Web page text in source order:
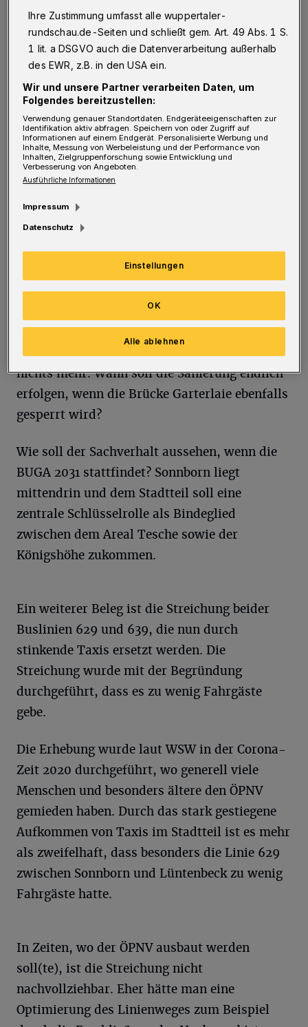
paar simple Beispiele zeigen, wie man Politik
an den Bewohnern vorbei gestalten kann.
Da ist nun die seit fast zehn Jahren gesperrte
Brücke Kirchhofstraße, die vielleicht
irgendwann oder auch nicht saniert werden
sollte (durch einen Neubau). Während in
Elberfeld und Barmen laufend Brücken saniert
werden (Kabelstraße, Moritzstraße,
Bundesallee et cetera), stagniert in Sonnborn
die Situation seit zehn Jahren. Die
Lärmbelastung für die Anwohner an den
Ausweichstrecken und Umfahrungen ist
enorm und eigentlich nicht zumutbar, zumal
die Straßen teilweise sehr eng sind. Im Januar
2021 wurden Bohrungen getätigt, seitdem tut
sich an der maroden Brücke Kirchhofstraße
nichts mehr. Wann soll die Sanierung endlich
erfolgen, wenn die Brücke Garterlaie ebenfalls
gesperrt wird?
Wie soll der Sachverhalt aussehen, wenn die
BUGA 2031 stattfindet? Sonnborn liegt
mittendrin und dem Stadtteil soll eine
zentrale Schlüsselrolle als Bindeglied
zwischen dem Areal Tesche sowie der
Königshöhe zukommen.
Ein weiterer Beleg ist die Streichung beider
Buslinien 629 und 639, die nun durch
stinkende Taxis ersetzt werden. Die
Streichung wurde mit der Begründung
durchgeführt, dass es zu wenig Fahrgäste
gebe.
Die Erhebung wurde laut WSW in der Corona-
Zeit 2020 durchgeführt, wo generell viele
Menschen und besonders ältere den ÖPNV
gemieden haben. Durch das stark gestiegene
Aufkommen von Taxis im Stadtteil ist es mehr
als zweifelhaft, dass besonders die Linie 629
zwischen Sonnborn und Lüntenbeck zu wenig
Fahrgäste hatte.
In Zeiten, wo der ÖPNV ausbaut werden
soll(te), ist die Streichung nicht
nachvollziehbar. Eher hätte man eine
Optimierung des Linienweges zum Beispiel
Ihre Zustimmung umfasst alle wuppertaler-
rundschau.de-Seiten und schließt gem. Art. 49 Abs. 1 S.
1 lit. a DSGVO auch die Datenverarbeitung außerhalb
des EWR, z.B. in den USA ein.
Wir und unsere Partner verarbeiten Daten, um
Folgendes bereitzustellen:
Verwendung genauer Standortdaten. Endgeräteeigenschaften zur
Identifikation aktiv abfragen. Speichern von oder Zugriff auf
Informationen auf einem Endgerät. Personalisierte Werbung und
Inhalte, Messung von Werbeleistung und der Performance von
Inhalten, Zielgruppenforschung sowie Entwicklung und
Verbesserung von Angeboten.
Ausführliche Informationen
Impressum
Datenschutz
Einstellungen
Alle ablehnen
OK